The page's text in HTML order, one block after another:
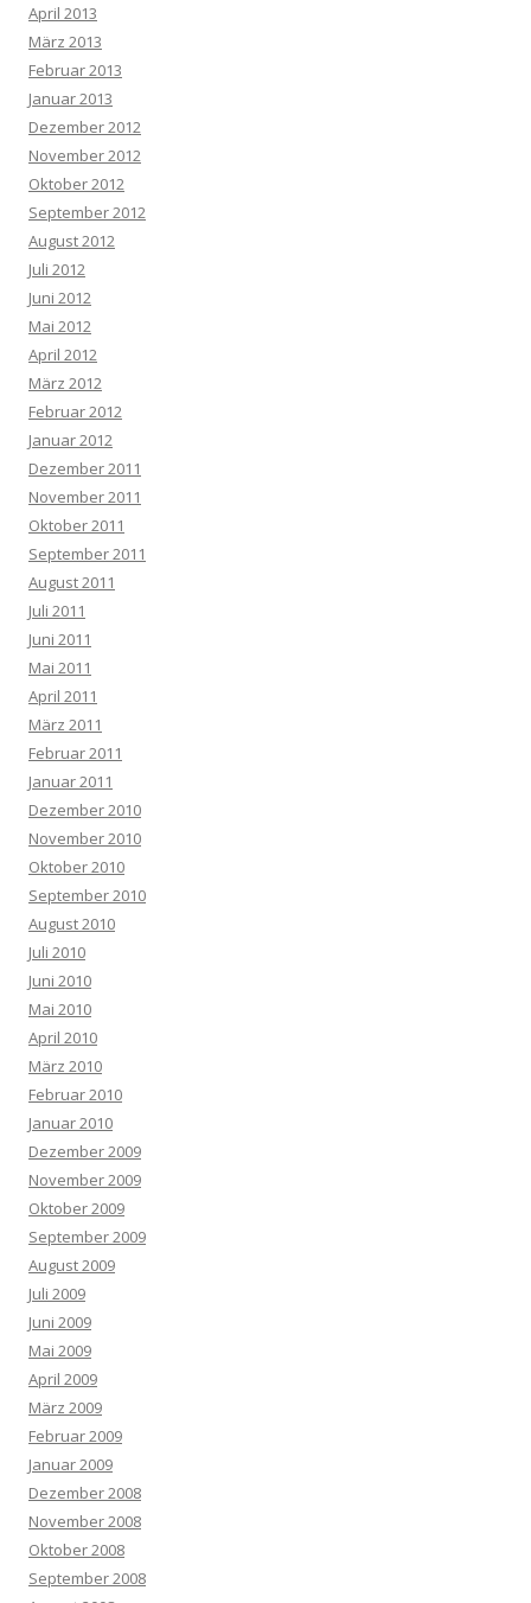
April 2013
März 2013
Februar 2013
Januar 2013
Dezember 2012
November 2012
Oktober 2012
September 2012
August 2012
Juli 2012
Juni 2012
Mai 2012
April 2012
März 2012
Februar 2012
Januar 2012
Dezember 2011
November 2011
Oktober 2011
September 2011
August 2011
Juli 2011
Juni 2011
Mai 2011
April 2011
März 2011
Februar 2011
Januar 2011
Dezember 2010
November 2010
Oktober 2010
September 2010
August 2010
Juli 2010
Juni 2010
Mai 2010
April 2010
März 2010
Februar 2010
Januar 2010
Dezember 2009
November 2009
Oktober 2009
September 2009
August 2009
Juli 2009
Juni 2009
Mai 2009
April 2009
März 2009
Februar 2009
Januar 2009
Dezember 2008
November 2008
Oktober 2008
September 2008